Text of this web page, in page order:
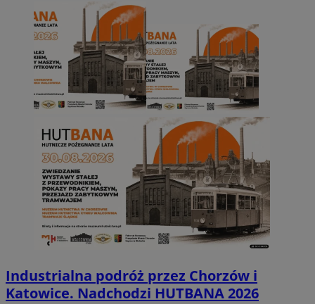
Industrialna podróż przez Chorzów i
Katowice. Nadchodzi HUTBANA 2026